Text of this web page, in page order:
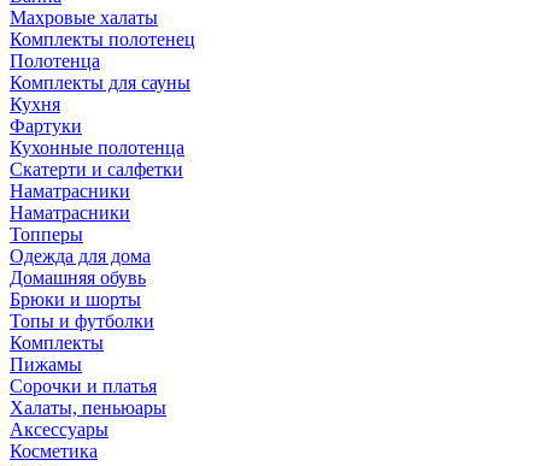
Махровые халаты
Комплекты полотенец
Полотенца
Комплекты для сауны
Кухня
Фартуки
Кухонные полотенца
Скатерти и салфетки
Наматрасники
Наматрасники
Топперы
Одежда для дома
Домашняя обувь
Брюки и шорты
Топы и футболки
Комплекты
Пижамы
Сорочки и платья
Халаты, пеньюары
Аксессуары
Косметика